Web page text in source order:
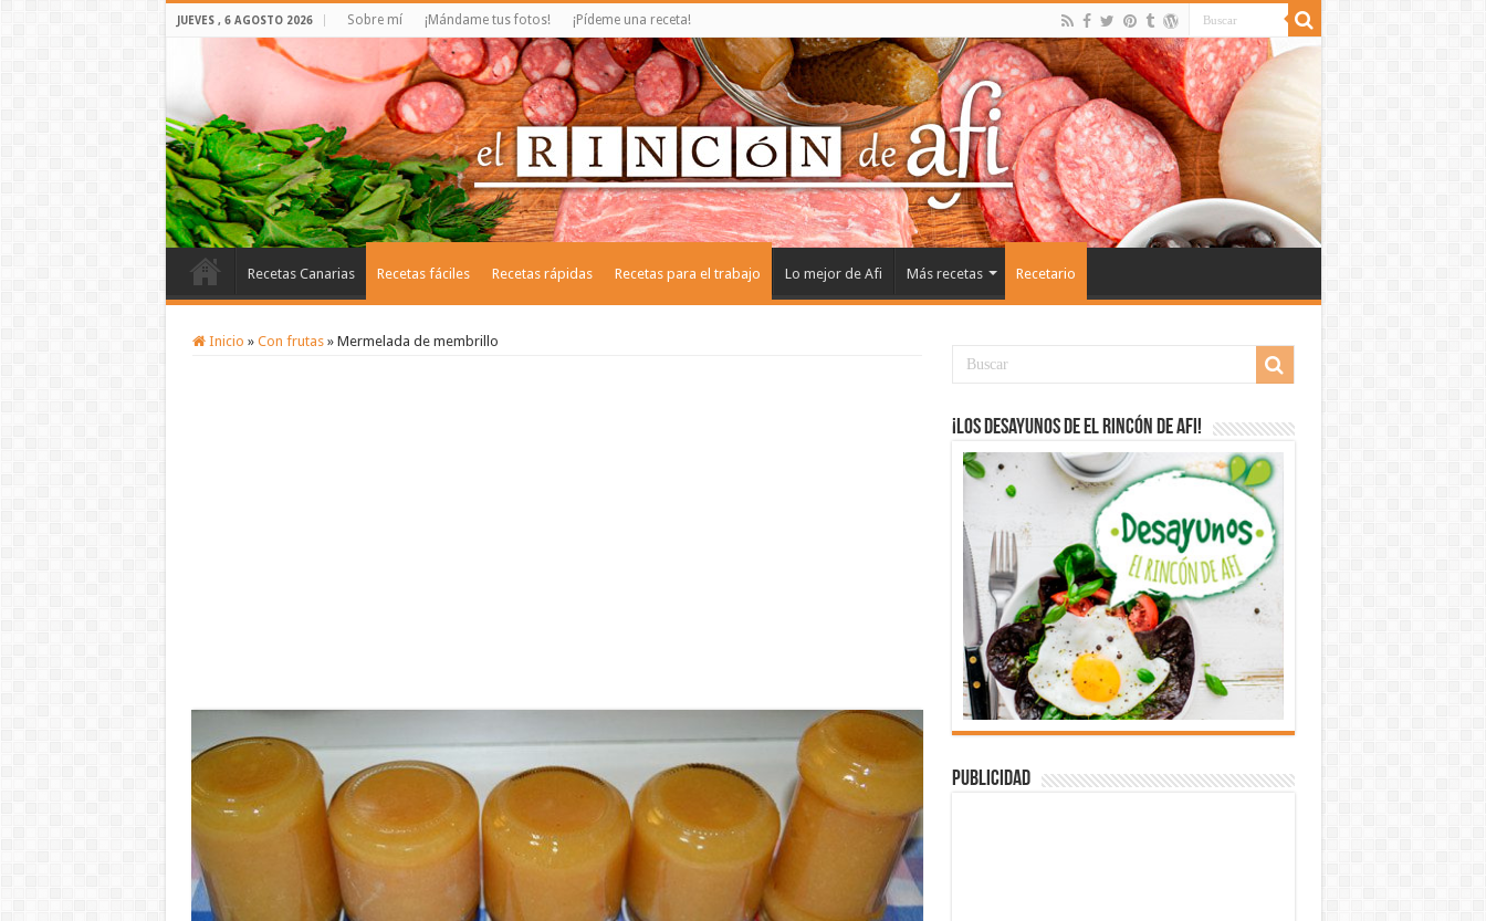
JUEVES , 6 AGOSTO 2026 Sobre mí ¡Mándame tus fotos! ¡Pídeme una receta!
Recetas Canarias Recetas fáciles Recetas rápidas Recetas para el trabajo Lo mejor de Afi Más recetas Recetario
Inicio » Con frutas » Mermelada de membrillo
¡Los desayunos de El Rincón de Afi!
Publicidad